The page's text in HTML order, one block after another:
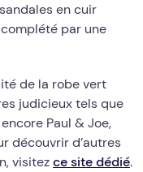
en cuir
par une
de la robe vert
judicieux tels que
Paul & Joe,
découvrir d’autres
visitezce site dédié.